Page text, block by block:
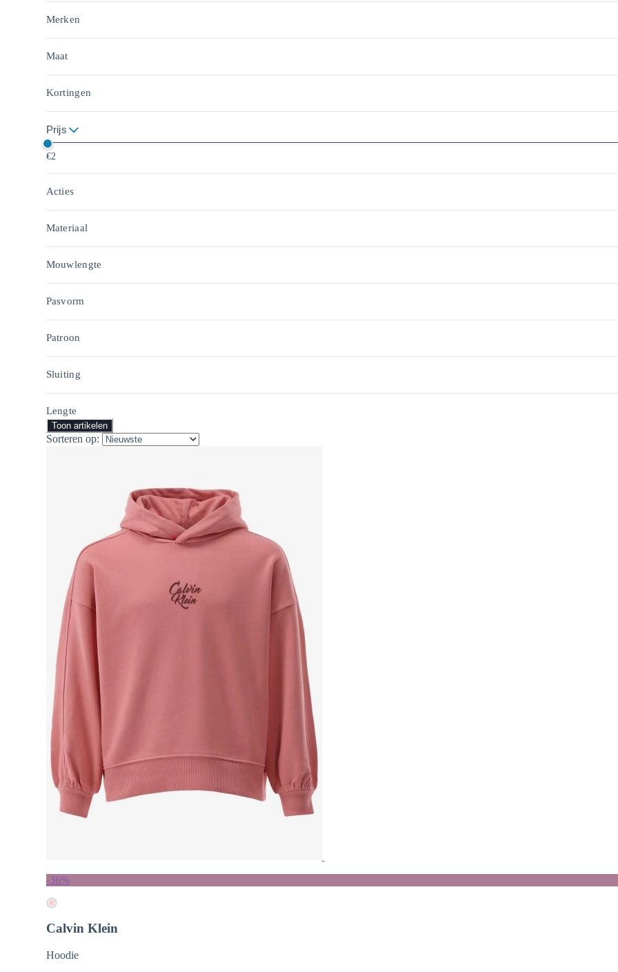
Merken
Maat
Kortingen
Prijs
€2
Acties
Materiaal
Mouwlengte
Pasvorm
Patroon
Sluiting
Lengte
Toon artikelen
Sorteren op:
-36%
Calvin Klein
Hoodie